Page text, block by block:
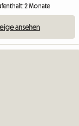
2 Monate
ansehen